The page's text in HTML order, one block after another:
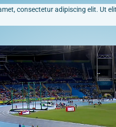
consectetur adipiscing elit. Ut